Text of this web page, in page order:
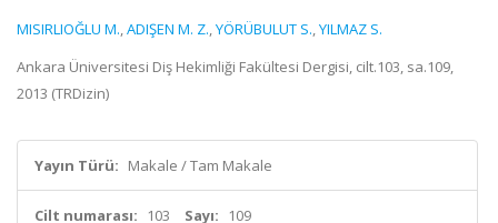
MISIRLIOĞLU M.,ADIŞEN M. Z.,YÖRÜBULUT S.,YILMAZ S.
Ankara Üniversitesi Diş Hekimliği Fakültesi Dergisi, cilt.103, sa.109,
2013 (TRDizin)
Yayın Türü: Makale / Tam Makale
Cilt numarası: 103 Sayı: 109